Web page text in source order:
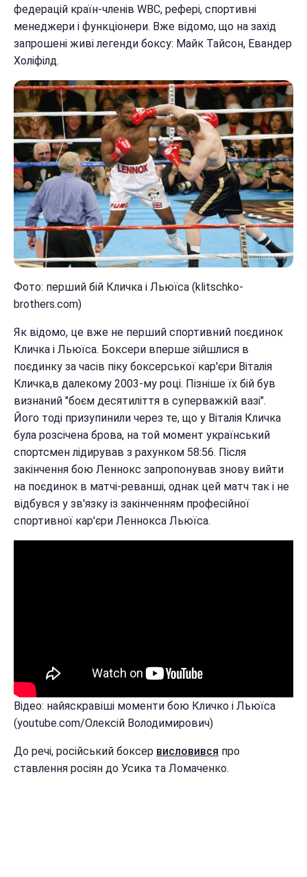
федерацій країн-членів WBC, рефері, спортивні
менеджери і функціонери. Вже відомо, що на захід
запрошені живі легенди боксу: Майк Тайсон, Евандер
Холіфілд.
Фото: перший бій Кличка і Льюїса (klitschko-
brothers.com)
Як відомо, це вже не перший спортивний поєдинок
Кличка і Льюїса. Боксери вперше зійшлися в
поєдинку за часів піку боксерської кар'єри Віталія
Кличка,в далекому 2003-му році. Пізніше їх бій був
визнаний "боєм десятиліття в суперважкій вазі".
Його тоді призупинили через те, що у Віталія Кличка
була розсічена брова, на той момент український
спортсмен лідирував з рахунком 58:56. Після
закінчення бою Леннокс запропонував знову вийти
на поєдинок в матчі-реванші, однак цей матч так і не
відбувся у зв'язку із закінченням професійної
спортивної кар'єри Леннокса Льюїса.
Відео: найяскравіші моменти бою Кличко і Льюїса
(youtube.com/Олексій Володимирович)
До речі, російський боксер висловився про
ставлення росіян до Усика та Ломаченко.